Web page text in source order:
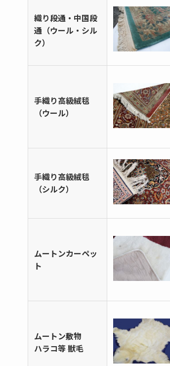
織り段通・中国段
通（ウール・シル
ク）
手織り高級絨毯
（ウール）
手織り高級絨毯
（シルク）
ムートンカーペッ
ト
ムートン敷物
ハラコ等 獣毛